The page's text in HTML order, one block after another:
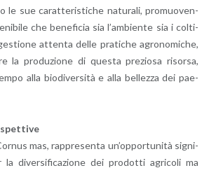
le sue ca­rat­te­ri­sti­che na­tu­ra­li, pro­muo­ven­
che be­ne­fi­cia sia l’am­bien­te sia i col­ti­
at­ten­ta delle pra­ti­che agro­no­mi­che,
la pro­du­zio­ne di que­sta pre­zio­sa ri­sor­sa,
alla bio­di­v­er­si­tà e alla bel­lez­za dei pae­
mas, rap­pre­sen­ta un’op­por­tu­ni­tà si­gni­
di­ver­si­fi­ca­zio­ne dei pro­dot­ti agri­co­li ma